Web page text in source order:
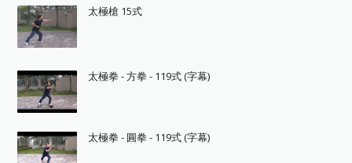
太極槍 15式
太極拳 - 方拳 - 119式 (字幕)
太極拳 - 圓拳 - 119式 (字幕)